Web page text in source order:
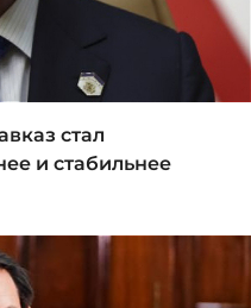
стал
и стабильнее